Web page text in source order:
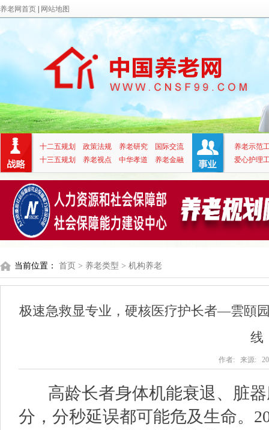
养老网首页 网站地图
十二五规划 政策法规 养老研究
国际交流
十三五规划
养老视点 中华孝道 养老金融
养老示范
爱心护理
当前位置： 首页 > 养老类型 > 机构养老
极速急救显专业，硬核医疗护长者—雲頤
线
作者: 来源:
高龄长者身体机能衰退、脏器
分，分秒延误都可能危及生命。